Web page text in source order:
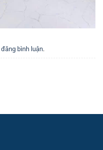
đăng bình luận.